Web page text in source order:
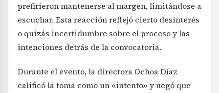
prefirieron mantenerse al margen, limitándose a
escuchar. Esta reacción reflejó cierto desinterés
o quizás incertidumbre sobre el proceso y las
intenciones detrás de la convocatoria.
Durante el evento, la directora Ochoa Díaz
calificó la toma como un «intento» y negó que